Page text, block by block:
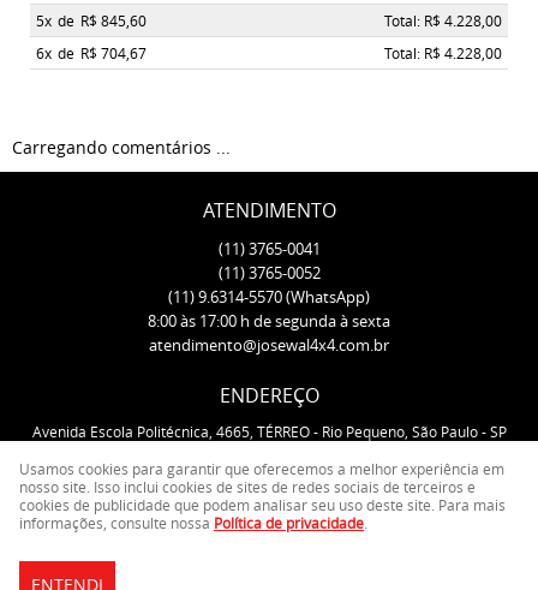
5x de R$ 845,60
Total: R$ 4.228,00
6x de R$ 704,67 Total: R$ 4.228,00
Carregando comentários ...
ATENDIMENTO
(11)3765-0041
(11)3765-0052
(11)9.6314-5570(WhatsApp)
8:00 às 17:00 h de segunda à sexta
atendimento@josewal4x4.com.br
ENDEREÇO
Avenida Escola Politécnica, 4665, TÉRREO- Rio Pequeno, São Paulo-SP
LOJA VIRTUAL CRIADA POR
Usamos cookies para garantir que oferecemos a melhor experiência em
nosso site. Isso inclui cookies de sites de redes sociais de terceiros e
cookies de publicidade que podem analisar seu uso deste site. Para mais
informações, consulte nossa Política de privacidade
ENTENDI